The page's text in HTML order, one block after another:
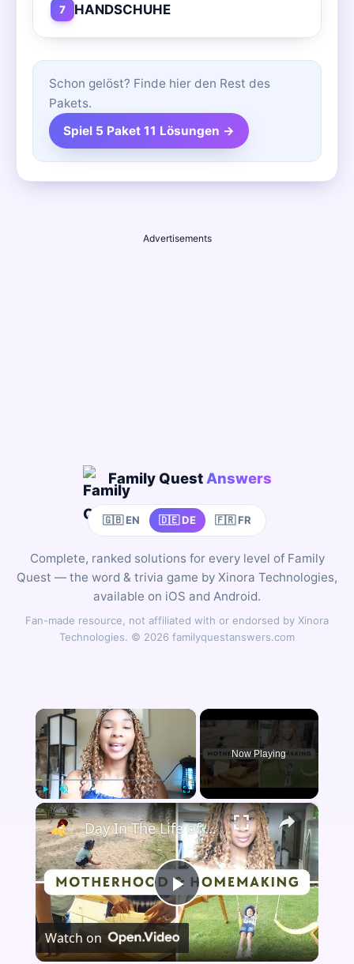
7 HANDSCHUHE
Schon gelöst? Finde hier den Rest des
Pakets.
Spiel 5 Paket 11 Lösungen →
Advertisements
Family Quest Answers
🇬🇧 EN 🇩🇪 DE 🇫🇷 FR
Complete, ranked solutions for every level of Family
Quest — the word & trivia game by Xinora Technologies,
available on iOS and Android.
Fan-made resource, not affiliated with or endorsed by Xinora
Technologies. © 2026 familyquestanswers.com
×
Play Unmute Fullscreen
Now Playing
×
Play
Video
Day In The Life of a Stay at Home Mom: A Peaceful and Productive Day
Watch on